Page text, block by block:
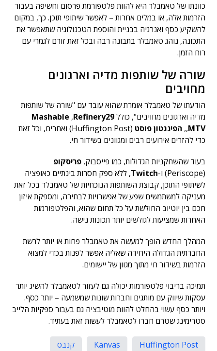
כוונתו של טאמבלר היא להוות פלטפורמת פרסום וחשיפה בעבור
הזרמות אלה, או במלים אחרות – לאפשר שיתופי תוכן. כך, במקום
להשקיע כסף ואנרגיה בבניית והוספת הטכנולוגיה שתאפשר את
התכונה, נוהג טאמבלר בתבונה רבה ובכל זאת זורם לגמרי עם
רוח הזמן.
שורה של שותפות מדיה וארגונים
מחויבים
הודעתו של טאמבלר אומרת שהוא עובד עם "שורה של שותפות
מדיה וארגונים מחויבים", כולל
Mashable ,Refinery29
,MTV
, הפינגטון פוסט
(Huffington Post) ואחרים, וכל זאת
כדי להזרים אירועים רבים ומגוונים בשידור חי.
בעוד שהשחקניות הגדולות, כמו פייסבוק, פריסקופ
(Periscope) ו-
Twitch, ללא ספק חסרות בינתיים כאופציה
לשיתופי התוכן, קבוצת השותפות הנוכחיות של טאמבלר בכל זאת
מעניקה למשתמשים שפע של אפשרויות לבחירה, ומספקת איזון
חכם בין יוטיוב החולשת על כל תחום שהוא, והפלטפורמות
האחרות שמציעות לגולשים יותר תכונות נישה.
המהלך החדש הופך למעשה את טאמבלר פחות או יותר לרשת
החברתית הגדולה היחידה שאליה אפשר לפנות בכדי למצוא
הזרמות בשידור חי מתוך מגוון של יישומים.
תמיכה בריבוי פלטפורמות יכולה גם לעזור לטאמבלר להשיג יותר
עסקות שיווק עם מותגים וחברות שונות שמשמעה – יותר כסף.
ויותר כסף עשוי בהחלט להוות מוטיבציה גם בעבור ספקיות הלייב
סטרימינג שטרם חברו לטאמבלר לעשות זאת בעתיד.
Huffington Post
Kanvas
קנבס